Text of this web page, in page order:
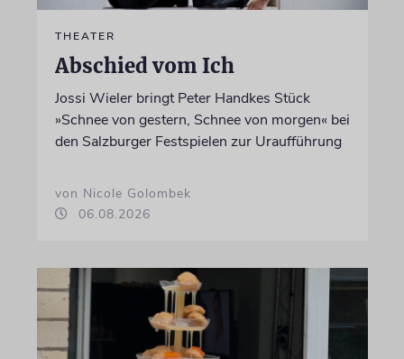
THEATER
Abschied vom Ich
Jossi Wieler bringt Peter Handkes Stück
»Schnee von gestern, Schnee von morgen« bei
den Salzburger Festspielen zur Uraufführung
von Nicole Golombek
06.08.2026